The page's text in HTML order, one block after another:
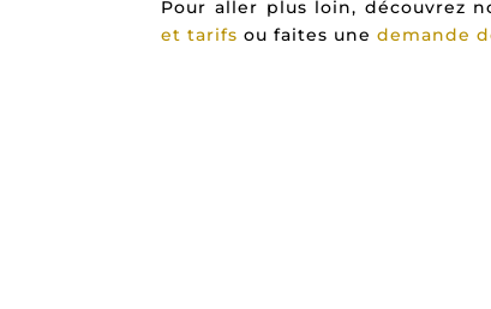
Pour aller plus loin, découvrez
et tarifs ou faites unedemande